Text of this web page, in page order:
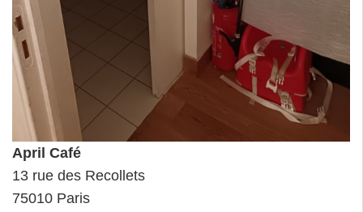
April Café
13 rue des Recollets
75010 Paris